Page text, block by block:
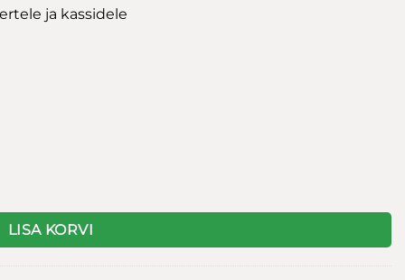
ja kassidele
LISA KORVI